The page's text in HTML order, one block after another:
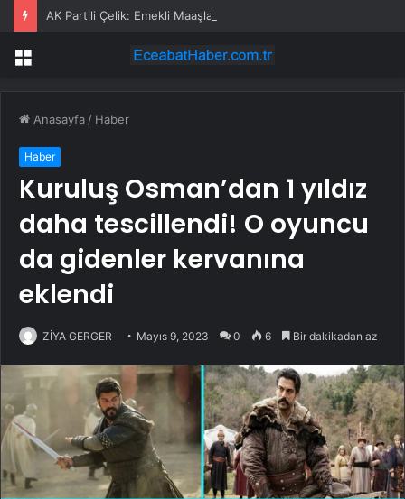
Menü
Anasayfa / Haber
Haber
Kuruluş Osman’dan 1 yıldız
daha tescillendi! O oyuncu
da gidenler kervanına
eklendi
ZİYA GERGER Mayıs 9, 2023 0 6 Bir dakikadan az